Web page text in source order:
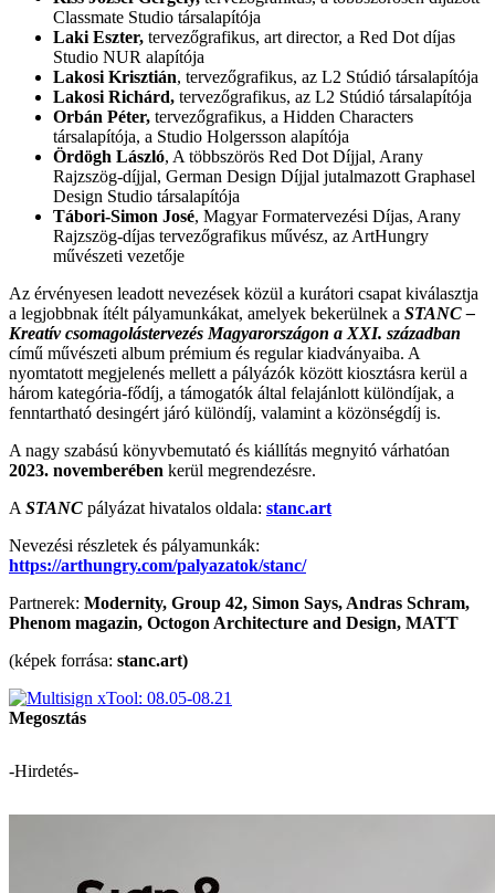
Classmate Studio társalapítója
Laki Eszter, tervezőgrafikus, art director, a Red Dot díjas
Studio NUR alapítója
Lakosi Krisztián, tervezőgrafikus, az L2 Stúdió társalapítója
Lakosi Richárd, tervezőgrafikus, az L2 Stúdió társalapítója
Orbán Péter, tervezőgrafikus, a Hidden Characters
társalapítója, a Studio Holgersson alapítója
Ördögh László, A többszörös Red Dot Díjjal, Arany
Rajzszög-díjjal, German Design Díjjal jutalmazott Graphasel
Design Studio társalapítója
Tábori-Simon José, Magyar Formatervezési Díjas, Arany
Rajzszög-díjas tervezőgrafikus művész, az ArtHungry
művészeti vezetője
Az érvényesen leadott nevezések közül a kurátori csapat kiválasztja
a legjobbnak ítélt pályamunkákat, amelyek bekerülnek a STANC –
Kreatív csomagolástervezés Magyarországon a XXI. században
című művészeti album prémium és regular kiadványaiba. A
nyomtatott megjelenés mellett a pályázók között kiosztásra kerül a
három kategória-fődíj, a támogatók által felajánlott különdíjak, a
fenntartható desingért járó különdíj, valamint a közönségdíj is.
A nagy szabású könyvbemutató és kiállítás megnyitó várhatóan
2023. novemberében kerül megrendezésre.
A STANC pályázat hivatalos oldala: stanc.art
Nevezési részletek és pályamunkák:
https://arthungry.com/palyazatok/stanc/
Partnerek: Modernity, Group 42, Simon Says, Andras Schram,
Phenom magazin, Octogon Architecture and Design, MATT
(képek forrása: stanc.art)
Megosztás
-Hirdetés-